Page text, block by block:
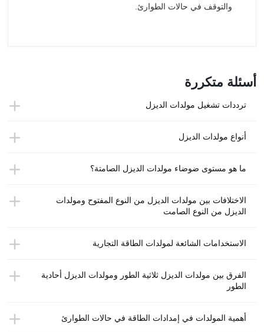
والتوقف في حالات الطوارئ.
أسئلة متكررة
ترددات تشغيل مولدات الديزل
أنواع مولدات الديزل
ما هو مستوى ضوضاء مولدات الديزل الصامتة؟
الاختلافات بين مولدات الديزل من النوع المفتوح ومولدات
الديزل من النوع الصامت
الاستخدامات الشائعة لمولدات الطاقة التجارية
الفرق بين مولدات الديزل ثلاثية الطور ومولدات الديزل أحادية
الطور
أهمية المولدات في إمدادات الطاقة في حالات الطوارئ